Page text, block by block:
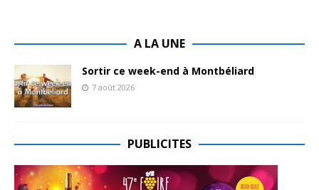
A LA UNE
Sortir ce week-end à Montbéliard
7 août 2026
PUBLICITES